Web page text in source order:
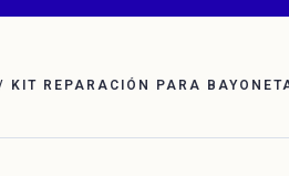
KIT REPARACIÓN PARA